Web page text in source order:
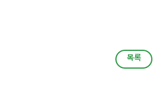
목록